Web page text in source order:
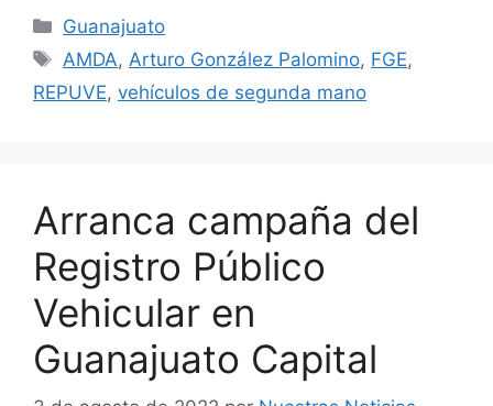
Categorías
Guanajuato
Etiquetas
AMDA, Arturo González Palomino, FGE,
REPUVE, vehículos de segunda mano
Arranca campaña del
Registro Público
Vehicular en
Guanajuato Capital